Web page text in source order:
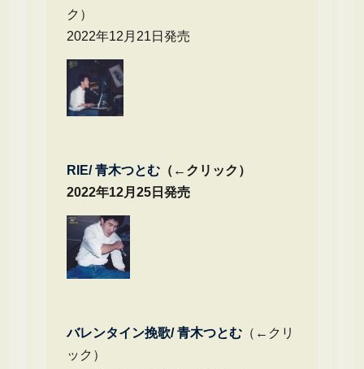
ク）
2022年12月21日発売
RIE/ 青木つとむ（←クリック）
2022年12月25日発売
バレンタイン挽歌/ 青木つとむ（←クリ
ック）